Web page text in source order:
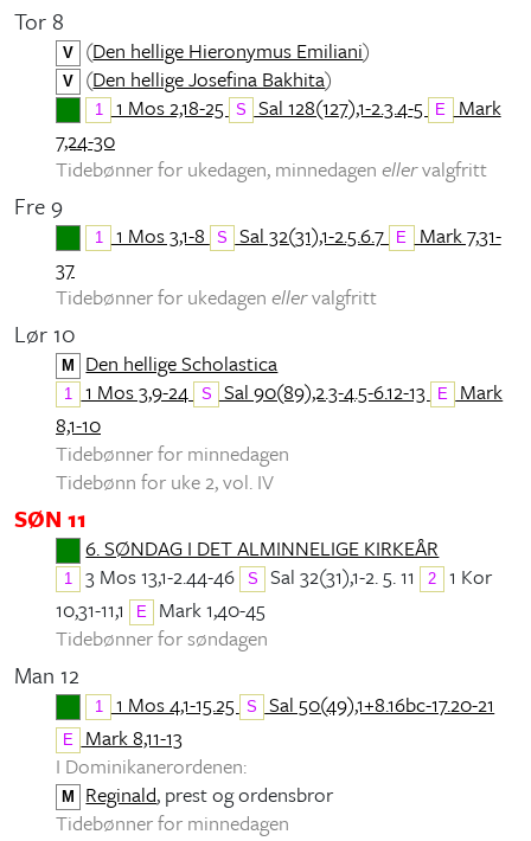
Tor 8
V (Den hellige Hieronymus Emiliani)
V (Den hellige Josefina Bakhita)
1 1 Mos 2,18-25 S Sal 128(127),1-2.3.4-5 E Mark
7,24-30
Tidebønner for ukedagen, minnedagen ellervalgfritt
Fre 9
1 1 Mos 3,1-8 S Sal 32(31),1-2.5.6.7 E Mark 7,31-
37
Tidebønner for ukedagen ellervalgfritt
Lør 10
M Den hellige Scholastica
1 1 Mos 3,9-24 S Sal 90(89),2.3-4.5-6.12-13 E
Mark
8,1-10
Tidebønner for minnedagen
Tidebønn for uke 2, vol. IV
SØN 11
6. SØNDAG I DET ALMINNELIGE KIRKEÅR
1 3 Mos 13,1-2.44-46 S Sal 32(31),1-2. 5. 11 2
1 Kor
10,31-11,1
E
Mark 1,40-45
Tidebønner for søndagen
Man 12
1 1 Mos 4,1-15.25 S Sal 50(49),1+8.16bc-17.20-21
E
Mark 8,11-13
I Dominikanerordenen:
M Reginald, prest og ordensbror
Tidebønner for minnedagen